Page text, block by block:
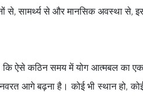
से, सामर्थ्य से और मानसिक अवस्था से,
ऐसे कठिन समय में योग आत्मबल का
आगे बढ़ना है। कोई भी स्थान हो,